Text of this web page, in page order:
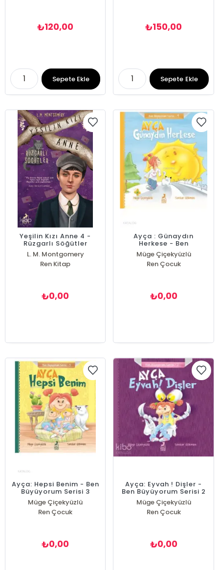
₺120,00
Sepete Ekle
₺150,00
Sepete Ekle
Yeşilin Kızı Anne 4 -
Rüzgarlı Söğütler
L. M. Montgomery
Ren Kitap
₺0,00
Ayça : Günaydın
Herkese - Ben
Büyüyorum Serisi 4
Müge Çiçekyüzlü
Ren Çocuk
₺0,00
Ayça: Hepsi Benim - Ben
Büyüyorum Serisi 3
Müge Çiçekyüzlü
Ren Çocuk
₺0,00
Ayça: Eyvah ! Dişler -
Ben Büyüyorum Serisi 2
Müge Çiçekyüzlü
Ren Çocuk
₺0,00